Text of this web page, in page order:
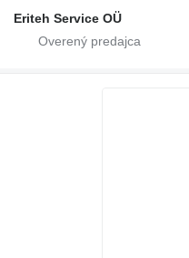
Eriteh Service OÜ